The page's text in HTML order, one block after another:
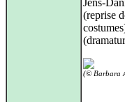
Jens-
(reprise
(© Barbara